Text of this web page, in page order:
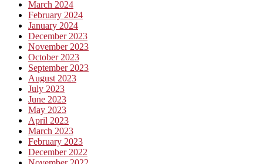
March 2024
February 2024
January 2024
December 2023
November 2023
October 2023
September 2023
August 2023
July 2023
June 2023
May 2023
April 2023
March 2023
February 2023
December 2022